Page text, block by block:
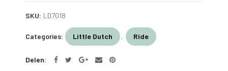
SKU: LD7018
Categories: Little Dutch , Ride
Delen